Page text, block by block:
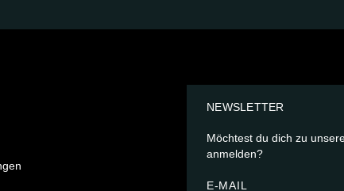
NEWSLETTER
Möchtest du dich zu
anmelden?
E-MAIL